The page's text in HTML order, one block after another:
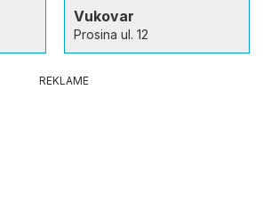
Vukovar
Prosina ul. 12
REKLAME